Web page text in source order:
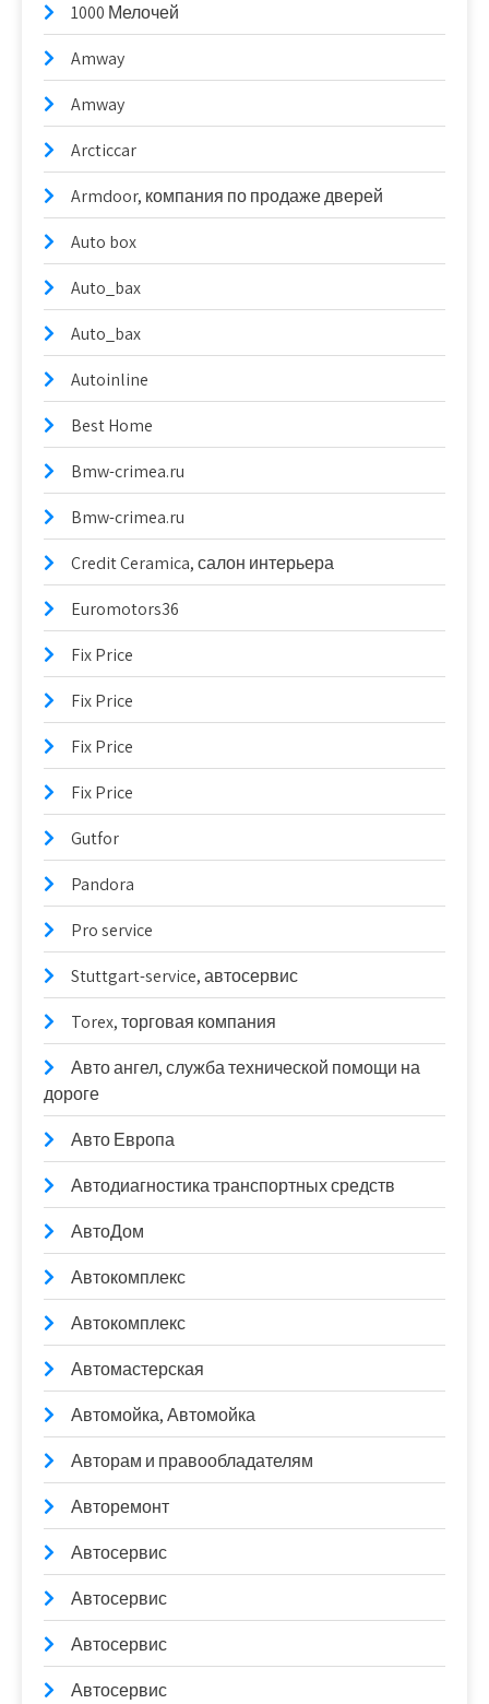
1000 Мелочей
Amway
Amway
Arcticcar
Armdoor, компания по продаже дверей
Auto box
Auto_bax
Auto_bax
Autoinline
Best Home
Bmw-crimea.ru
Bmw-crimea.ru
Credit Ceramica, салон интерьера
Euromotors36
Fix Price
Fix Price
Fix Price
Fix Price
Gutfor
Pandora
Pro service
Stuttgart-service, автосервис
Torex, торговая компания
Авто ангел, служба технической помощи на
дороге
Авто Европа
Автодиагностика транспортных средств
АвтоДом
Автокомплекс
Автокомплекс
Автомастерская
Автомойка, Автомойка
Авторам и правообладателям
Авторемонт
Автосервис
Автосервис
Автосервис
Автосервис